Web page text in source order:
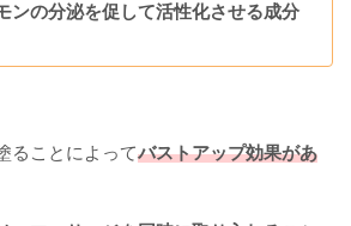
ンの分泌を促して活性化させる成分
ることによってバストアップ効果があ